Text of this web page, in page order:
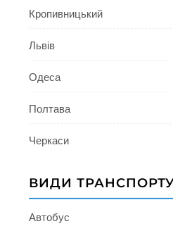
Кропивницький
Львів
Одеса
Полтава
Черкаси
ВИДИ
Автобус